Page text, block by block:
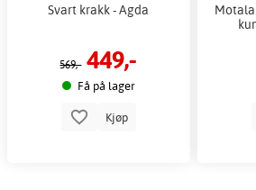
Svart krakk - Agda
569,- 449,-
Få på lager
Kjøp